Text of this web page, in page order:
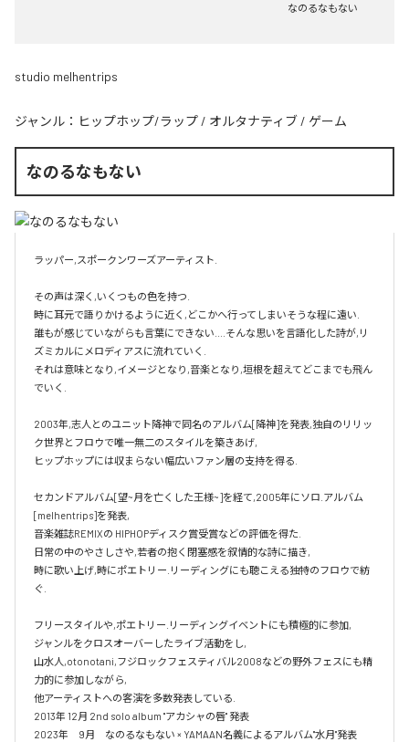
なのるなもない
studio melhentrips
ジャンル： ヒップホップ/ラップ / オルタナティブ / ゲーム
なのるなもない
ラッパー,スポークンワーズアーティスト.
その声は深く,いくつもの色を持つ.
時に耳元で語りかけるように近く,どこかへ行ってしまいそうな程に遠い.
誰もが感じていながらも言葉にできない....そんな思いを言語化した詩が,リ
ズミカルにメロディアスに流れていく.
それは意味となり,イメージとなり,音楽となり,垣根を超えてどこまでも飛ん
でいく.
2003年,志人とのユニット降神で同名のアルバム[降神]を発表,独自のリリッ
ク世界とフロウで唯一無二のスタイルを築きあげ,
ヒップホップには収まらない幅広いファン層の支持を得る.
セカンドアルバム[望~月を亡くした王様~]を経て,2005年にソロ.アルバム
[melhentrips]を発表,
音楽雑誌REMIXの HIPHOPディスク賞受賞などの評価を得た.
日常の中のやさしさや,若者の抱く閉塞感を叙情的な詩に描き,
時に歌い上げ,時にポエトリー.リーディングにも聴こえる独特のフロウで紡
ぐ.
フリースタイルや,ポエトリー.リーディングイベントにも積極的に参加,
ジャンルをクロスオーバーしたライブ活動をし,
山水人,otonotani,フジロックフェスティバル2008などの野外フェスにも精
力的に参加しながら,
他アーティストへの客演を多数発表している.
2013年 12月 2nd solo album "アカシャの唇" 発表
2023年　9月　なのるなもない × YAMAAN名義によるアルバム"水月"発表